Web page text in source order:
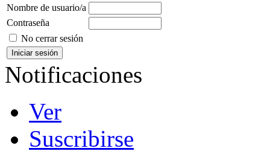
Nombre de usuario/a
Contraseña
No cerrar sesión
Notificaciones
Ver
Suscribirse